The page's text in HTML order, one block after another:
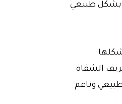
بشكل طبيعي
الشفاه
وناعم